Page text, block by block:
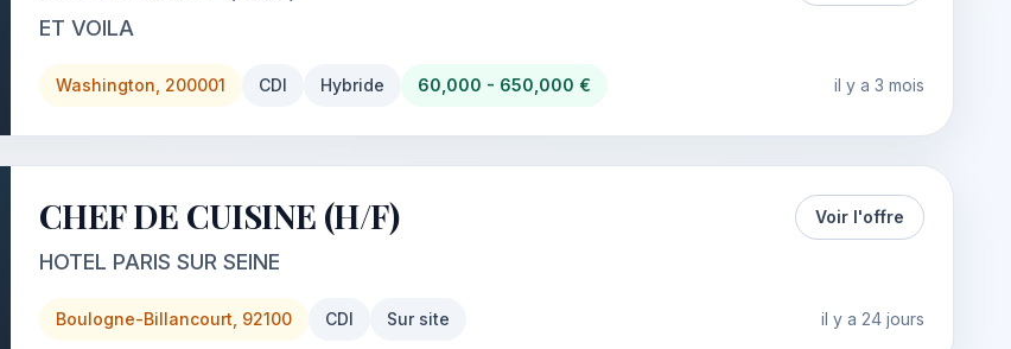
ET VOILA
Washington, 200001 CDI Hybride 60,000 - 650,000 € il y a 3 mois
CHEF DE CUISINE (H/F)
HOTEL PARIS SUR SEINE
Voir l'offre
Boulogne-Billancourt, 92100 CDI Sur site il y a 24 jours